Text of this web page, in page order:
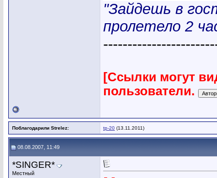
"Зайдешь в
пролетело 2
[Ссылки могут
пользователи.
Поблагодарили Strelez: tp-20 (13.11.2011)
08.08.2007, 11:49
*SINGER*
Местный